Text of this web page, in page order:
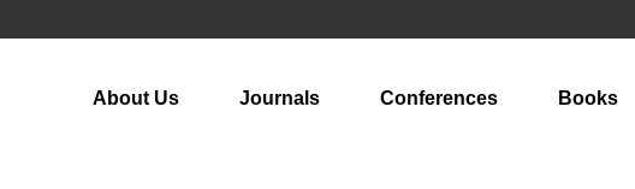
About Us Journals Conferences Books